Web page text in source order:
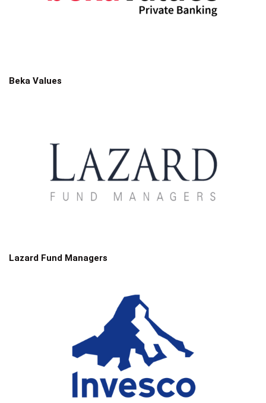
Beka Values
Lazard Fund Managers